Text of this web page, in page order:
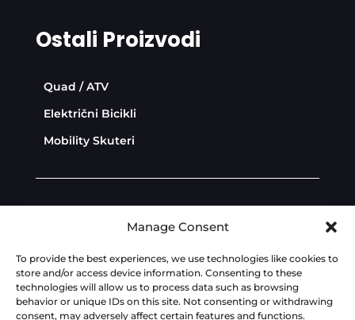
Manage Consent
To provide the best experiences, we use technologies like cookies to
store and/or access device information. Consenting to these
technologies will allow us to process data such as browsing
behavior or unique IDs on this site. Not consenting or withdrawing
consent, may adversely affect certain features and functions.
Ostali Proizvodi
Quad / ATV
Električni Bicikli
Mobility Skuteri
Dev:AdriaBox